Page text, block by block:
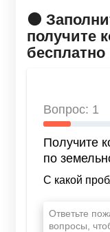
🟠
получите
бесплатно